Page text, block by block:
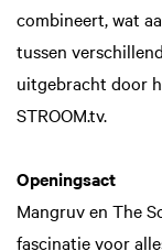
combineert, wat
tussen
uitgebracht door
STROOM.tv.
Openingsact
Mangruv en The
fascinatie voor